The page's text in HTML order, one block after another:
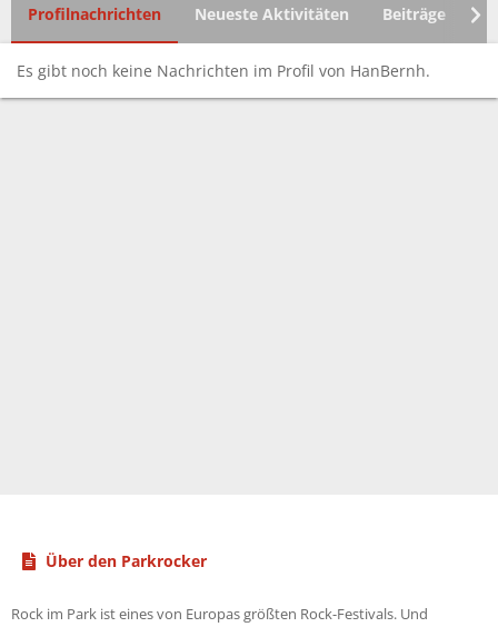
Profilnachrichten Neueste Aktivitäten Beiträge
Es gibt noch keine Nachrichten im Profil von HanBernh.
Über den Parkrocker
Rock im Park ist eines von Europas größten Rock-Festivals. Und